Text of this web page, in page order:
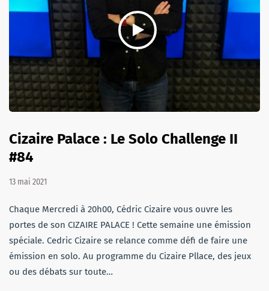
Cizaire Palace : Le Solo Challenge II
#84
13 mai 2021
Chaque Mercredi à 20h00, Cédric Cizaire vous ouvre les
portes de son CIZAIRE PALACE ! Cette semaine une émission
spéciale. Cedric Cizaire se relance comme défi de faire une
émission en solo. Au programme du Cizaire Pllace, des jeux
ou des débats sur toute…